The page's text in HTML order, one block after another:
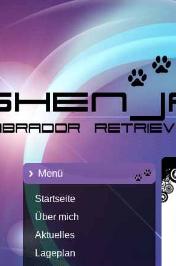
Menü
Startseite
Über mich
Aktuelles
Lageplan